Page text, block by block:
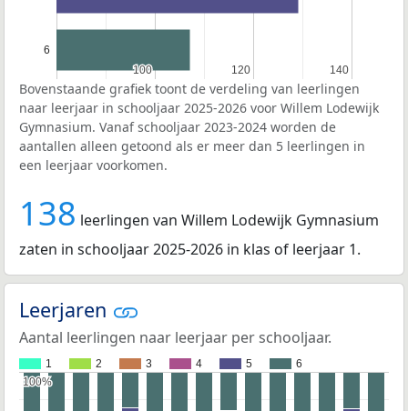
100
100 120
120 140
140
6
Bovenstaande grafiek toont de verdeling van leerlingen
naar leerjaar in schooljaar 2025-2026 voor Willem Lodewijk
Gymnasium. Vanaf schooljaar 2023-2024 worden de
aantallen alleen getoond als er meer dan 5 leerlingen in
een leerjaar voorkomen.
138 leerlingen van Willem Lodewijk Gymnasium
zaten in schooljaar 2025-2026 in klas of leerjaar 1.
Leerjaren
Aantal leerlingen naar leerjaar per schooljaar.
1 2 3 4 5 6
100%
100%